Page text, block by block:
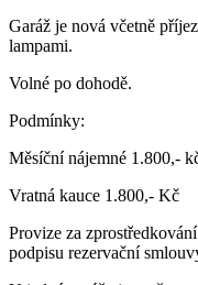
Garáž je nová včetně
lampami.
Volné po dohodě.
Podmínky:
Měsíční nájemné 1.800,-
Vratná kauce 1.800,- Kč
Provize za
podpisu rezervační